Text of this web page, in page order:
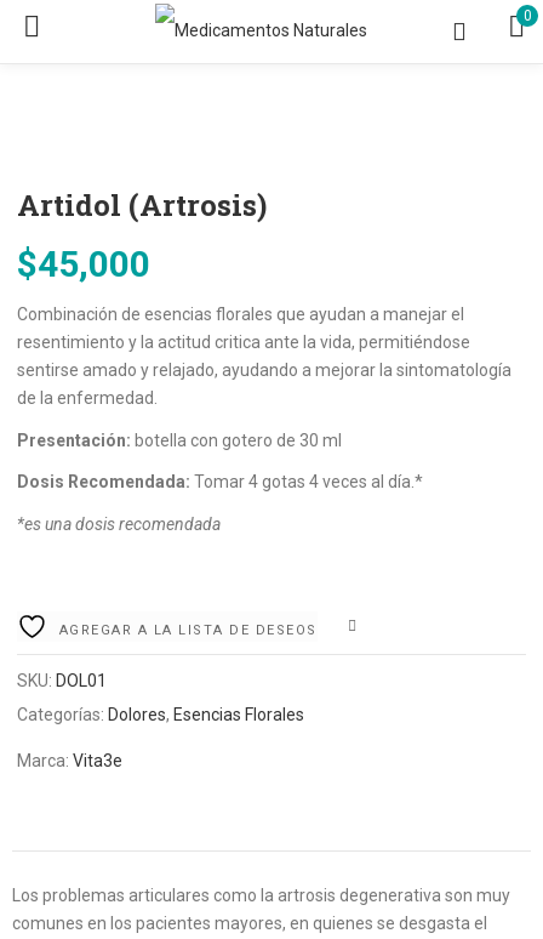
0
Artidol (Artrosis)
$45,000
Combinación de esencias florales que ayudan a manejar el
resentimiento y la actitud critica ante la vida, permitiéndose
sentirse amado y relajado, ayudando a mejorar la sintomatología
de la enfermedad.
Presentación: botella con gotero de 30 ml
Dosis Recomendada: Tomar 4 gotas 4 veces al día.*
*es una dosis recomendada
AGREGAR A LA LISTA DE DESEOS
SKU:DOL01
Categorías:Dolores,Esencias Florales
Marca:Vita3e
Los problemas articulares como la artrosis degenerativa son muy
comunes en los pacientes mayores, en quienes se desgasta el